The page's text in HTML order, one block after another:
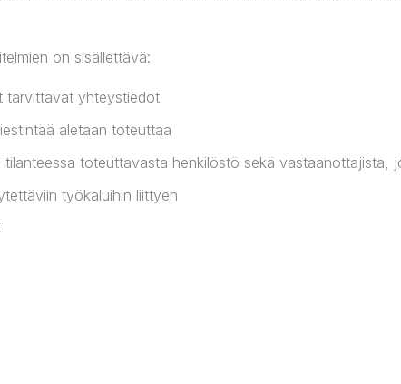
on sisällettävä:
tarvittavat yhteystiedot
aletaan toteuttaa
toteuttavasta henkilöstö sekä vastaanottajista,
työkaluihin liittyen